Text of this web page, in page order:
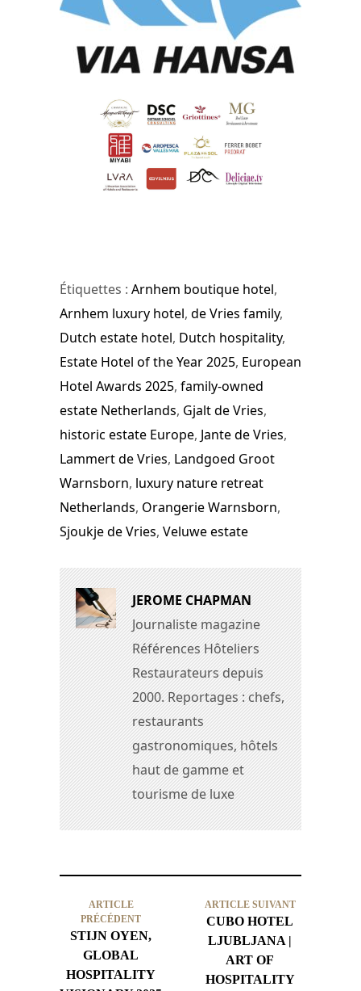
Étiquettes : Arnhem boutique hotel,
Arnhem luxury hotel, de Vries family,
Dutch estate hotel, Dutch hospitality,
Estate Hotel of the Year 2025, European
Hotel Awards 2025, family-owned
estate Netherlands, Gjalt de Vries,
historic estate Europe, Jante de Vries,
Lammert de Vries, Landgoed Groot
Warnsborn, luxury nature retreat
Netherlands, Orangerie Warnsborn,
Sjoukje de Vries, Veluwe estate
JEROME CHAPMAN
Journaliste magazine
Références Hôteliers
Restaurateurs depuis
2000. Reportages : chefs,
restaurants
gastronomiques, hôtels
haut de gamme et
tourisme de luxe
ARTICLE
PRÉCÉDENT
STIJN OYEN,
GLOBAL
HOSPITALITY
ARTICLE SUIVANT
CUBO HOTEL
LJUBLJANA |
ART OF
HOSPITALITY